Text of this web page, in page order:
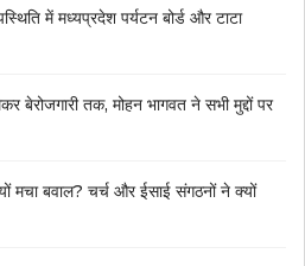
में मध्यप्रदेश पर्यटन बोर्ड और टाटा
तक, मोहन भागवत ने सभी मुद्दों पर
बवाल? चर्च और ईसाई संगठनों ने क्यों